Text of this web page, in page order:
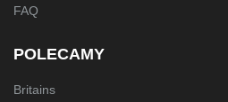
FAQ
POLECAMY
Britains